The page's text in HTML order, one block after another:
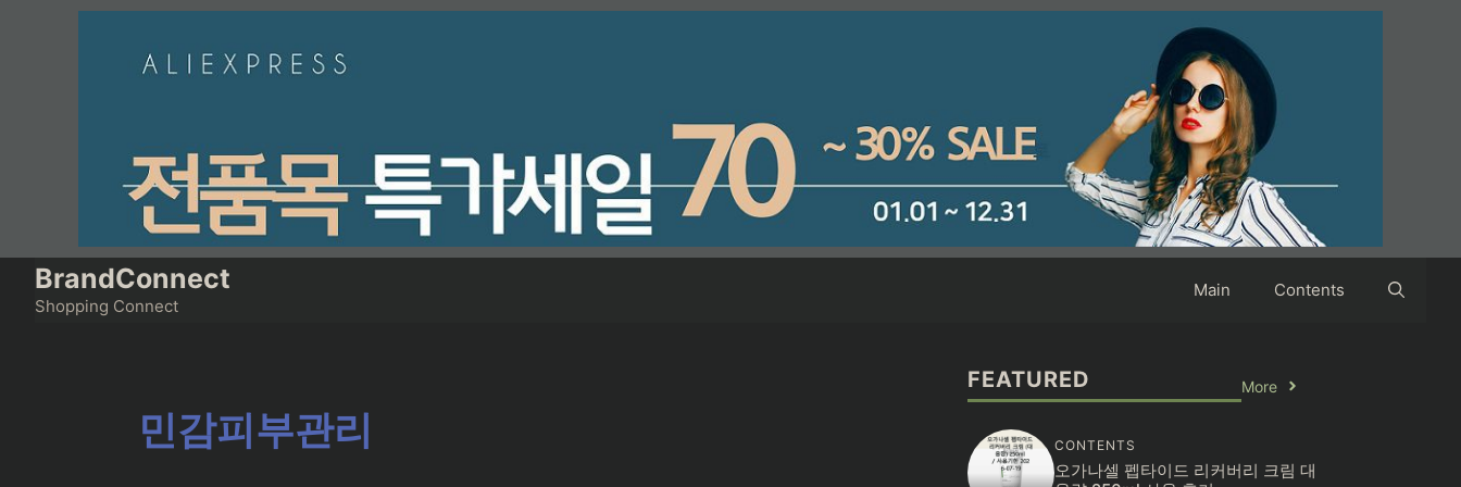
BrandConnect
Shopping Connect
Main Contents
민감피부관리
FEATURED More
CONTENTS
오가나셀 펩타이드 리커버리 크림 대